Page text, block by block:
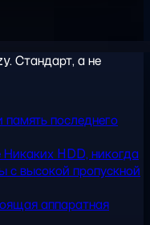
Стандарт, а не
память последнего
Никаких HDD, никогда
с высокой пропускной
аппаратная